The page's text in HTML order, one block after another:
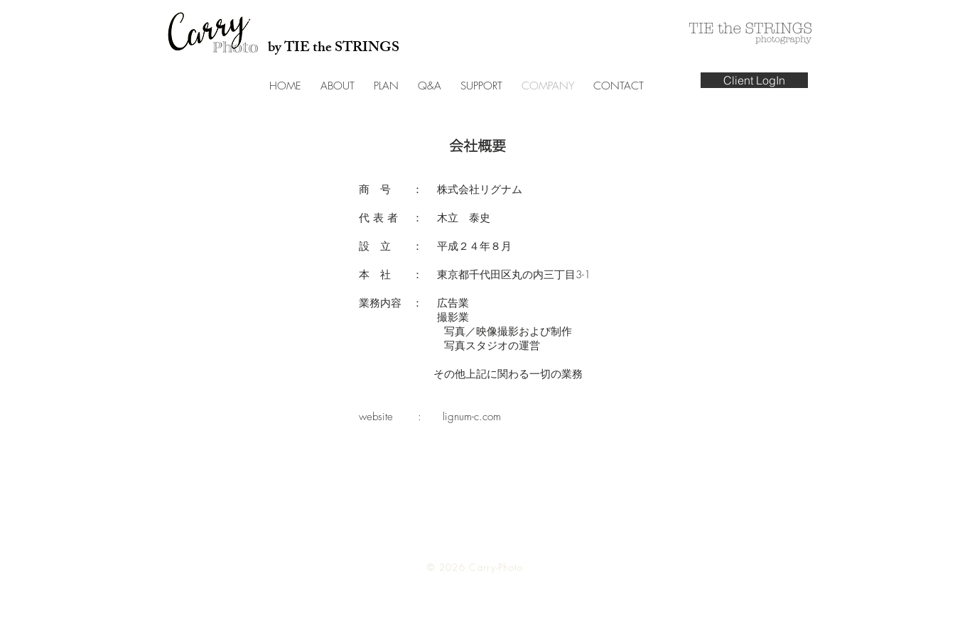
by TIE the STRINGS
HOME ABOUT PLAN Q&A SUPPORT COMPANY CONTACT Client LogIn
会社概要
商 号 ： 株式会社リグナム
代 表 者 ： 木立 泰史
設 立 ： 平成２４年８月
本 社 ： 東京都千代田区丸の内三丁目3-1
業務内容 ： 広告業
撮影業
写真／映像撮影および制作
写真スタジオの運営
その他上記に関わる一切の業務
website : lignum-c.com
© 2026 Carry-Photo